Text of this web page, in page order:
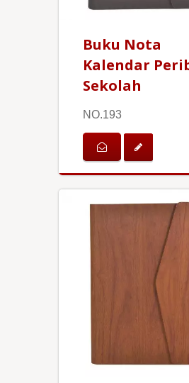
Buku Nota
Kalendar
Sekolah
NO.193